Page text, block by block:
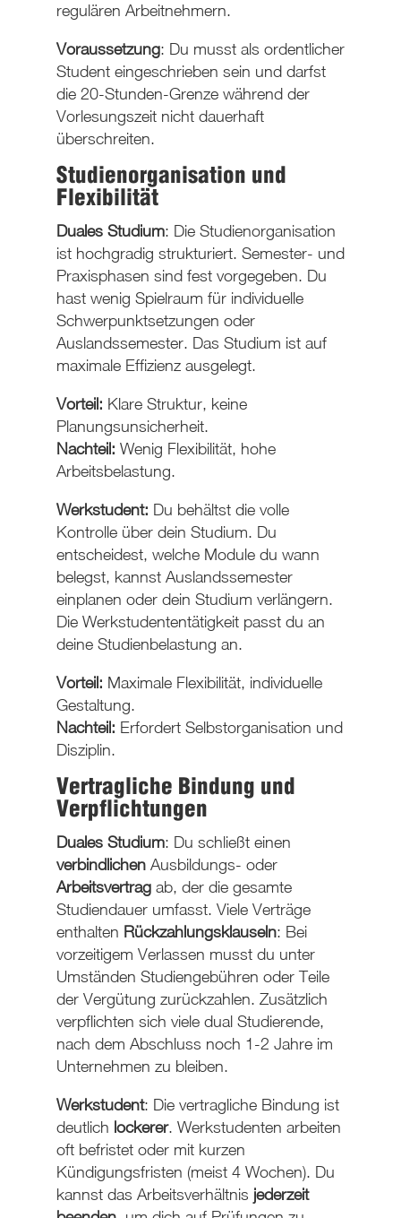
regulären Arbeitnehmern.
Voraussetzung: Du musst als ordentlicher
Student eingeschrieben sein und darfst
die 20-Stunden-Grenze während der
Vorlesungszeit nicht dauerhaft
überschreiten.
Studienorganisation und
Flexibilität
Duales Studium: Die Studienorganisation
ist hochgradig strukturiert. Semester- und
Praxisphasen sind fest vorgegeben. Du
hast wenig Spielraum für individuelle
Schwerpunktsetzungen oder
Auslandssemester. Das Studium ist auf
maximale Effizienzausgelegt.
Vorteil: Klare Struktur, keine
Planungsunsicherheit.
Nachteil: Wenig Flexibilität, hohe
Arbeitsbelastung.
Werkstudent: Du behältst die volle
Kontrolleüber dein Studium. Du
entscheidest, welche Module du wann
belegst, kannst Auslandssemester
einplanen oder dein Studium verlängern.
Die Werkstudententätigkeit passt du an
deine Studienbelastung an.
Vorteil: Maximale Flexibilität, individuelle
Gestaltung.
Nachteil: Erfordert Selbstorganisation und
Disziplin.
Vertragliche Bindung und
Verpflichtungen
Duales Studium: Du schließt einen
verbindlichenAusbildungs- oder
Arbeitsvertragab, der die gesamte
Studiendauer umfasst. Viele Verträge
enthalten Rückzahlungsklauseln: Bei
vorzeitigem Verlassen musst du unter
Umständen Studiengebühren oder Teile
der Vergütung zurückzahlen. Zusätzlich
verpflichten sich viele dual Studierende,
nach dem Abschluss noch 1-2 Jahre im
Unternehmen zu bleiben.
Werkstudent: Die vertragliche Bindung ist
deutlich lockerer. Werkstudenten arbeiten
oft befristet oder mit kurzen
Kündigungsfristen (meist 4 Wochen). Du
kannst das Arbeitsverhältnis jederzeit